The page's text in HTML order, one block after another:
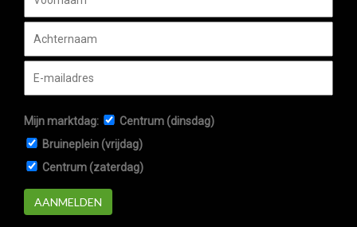
Mijn marktdag:
Centrum (dinsdag)
Bruineplein (vrijdag)
Centrum (zaterdag)
AANMELDEN